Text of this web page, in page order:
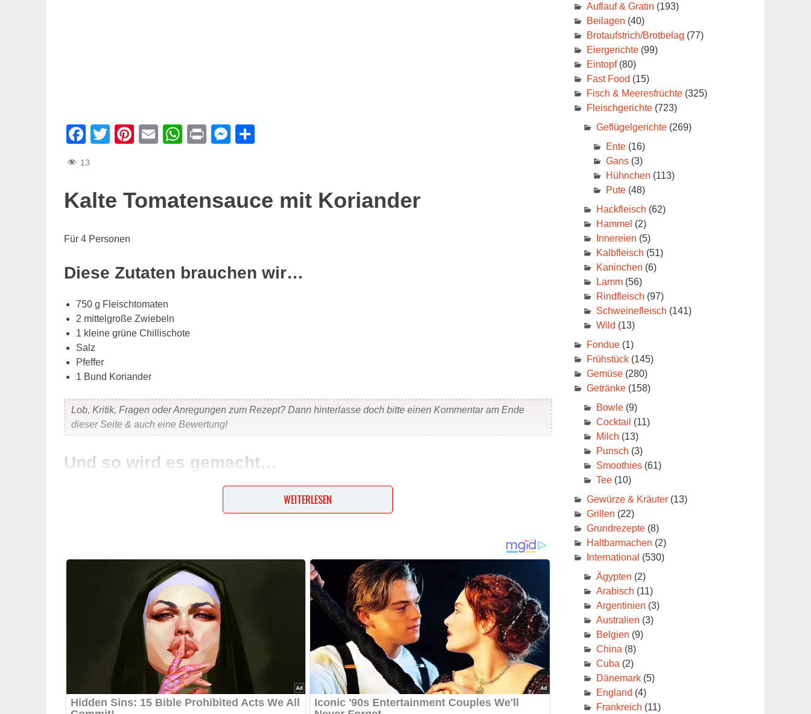
Facebook
Twitter
Pinterest
EmailWhatsApp
PrintMessenger
Teilen
13
Kalte Tomatensauce mit Koriander
Für 4 Personen
Diese Zutaten brauchen wir…
750 g Fleischtomaten
2 mittelgroße Zwiebeln
1 kleine grüne Chillischote
Salz
Pfeffer
1 Bund Koriander
Lob, Kritik, Fragen oder Anregungen zum Rezept? Dann hinterlasse doch bitte einen Kommentar am Ende
dieser Seite & auch eine Bewertung!
Und so wird es gemacht…
Die Tomaten mit kochendem Wasser überbrühen, häuten, entkernen und dabei die Stielansätze entfernen. Das
Fruchtfleisch in kleine Würfel schneiden und in eine Schüssel füllen. Die Zwiebeln schälen, fein hacken und unter
durchmischen, würzen. Den Koriander hacken und mit der Sauce verrühren. Diese mexikanische Soße paßt
WEITERLESEN
Auflauf & Gratin (193)
Beilagen (40)
Brotaufstrich/Brotbelag (77)
Eiergerichte(99)
Eintopf(80)
Fast Food (15)
Fisch & Meeresfrüchte(325)
Fleischgerichte(723)
Geflügelgerichte(269)
Ente(16)
Gans(3)
Hühnchen (113)
Pute(48)
Hackfleisch (62)
Hammel (2)
Innereien (5)
Kalbfleisch (51)
Kaninchen (6)
Lamm(56)
Rindfleisch (97)
Schweinefleisch (141)
Wild (13)
Fondue(1)
Frühstück(145)
Gemüse(280)
Getränke(158)
Bowle(9)
Cocktail (11)
Milch (13)
Punsch (3)
Smoothies(61)
Tee(10)
Gewürze & Kräuter(13)
Grillen (22)
Grundrezepte(8)
Haltbarmachen (2)
International (530)
Ägypten (2)
Arabisch (11)
Argentinien (3)
Australien (3)
Belgien (9)
China (8)
Cuba (2)
Dänemark(5)
England (4)
Frankreich (11)